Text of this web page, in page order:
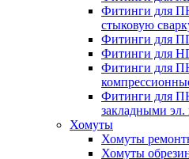
Фитинги для
стыковую
Фитинги для
Фитинги для
Фитинги для
Фитинги для
закладными эл.
Хомуты
Хомуты
Хомуты